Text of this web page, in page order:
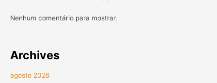
Nenhum comentário para mostrar.
Archives
agosto 2026